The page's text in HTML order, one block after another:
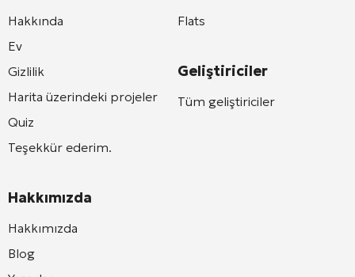
Hakkında
Ev
Gizlilik
Harita üzerindeki projeler
Quiz
Teşekkür ederim.
Hakkımızda
Hakkımızda
Blog
Flats
Geliştiriciler
Tüm geliştiriciler